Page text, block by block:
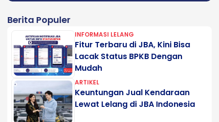
Berita Populer
INFORMASI LELANG
Fitur Terbaru di JBA, Kini Bisa
Lacak Status BPKB Dengan
Mudah
ARTIKEL
Keuntungan Jual Kendaraan
Lewat Lelang di JBA Indonesia